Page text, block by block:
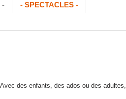
- - SPECTACLES -
des enfants, des ados ou des adultes,